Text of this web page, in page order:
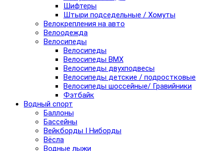
Шифтеры
Штыри подседельные / Хомуты
Велокрепления на авто
Велоодежда
Велосипеды
Велосипеды
Велосипеды BMX
Велосипеды двухподвесы
Велосипеды детские / подростковые
Велосипеды шоссейные/ Гравийники
Фэтбайк
Водный спорт
Баллоны
Бассейны
Вейкборды I Ниборды
Вёсла
Водные лыжи